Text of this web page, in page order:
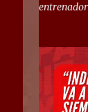
ayuda a
hombre
haciendo
un